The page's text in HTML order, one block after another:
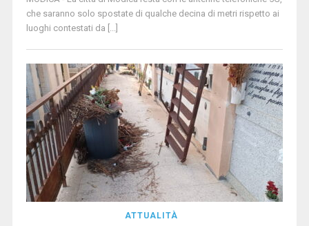
che saranno solo spostate di qualche decina di metri rispetto ai
luoghi contestati da [...]
ATTUALITÀ